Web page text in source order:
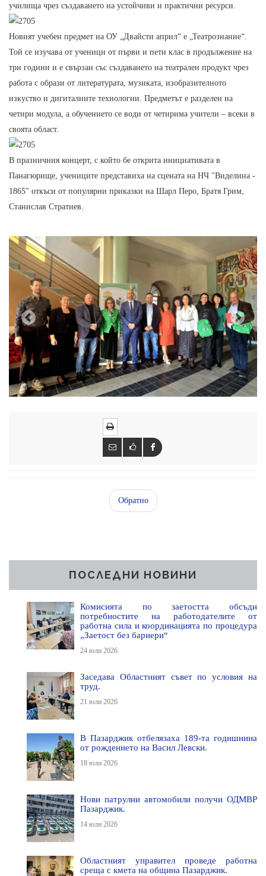
училища чрез създаването на устойчиви и практични ресурси.
Новият учебен предмет на ОУ „Двайсти април“ е „Театрознание“.
Той се изучава от ученици от първи и пети клас в продължение на
три години и е свързан със създаването на театрален продукт чрез
работа с образи от литературата, музиката, изобразителното
изкуство и дигиталните технологии. Предметът е разделен на
четири модула, а обучението се води от четирима учители – всеки в
своята област.
В празничния концерт, с който бе открита инициативата в
Панагюрище, учениците представиха на сцената на НЧ "Виделина -
1865" откъси от популярни приказки на Шарл Перо, Братя Грим,
Станислав Стратиев.
Обратно
ПОСЛЕДНИ НОВИНИ
Комисията по заетостта обсъди
потребностите на работодателите от
работна сила и координацията по процедура
„Заетост без бариери“
24 юли 2026
Заседава Областният съвет по условия на
труд.
21 юли 2026
В Пазарджик отбелязаха 189-та годишнина
от рождението на Васил Левски.
18 юли 2026
Нови патрулни автомобили получи ОДМВР
Пазарджик.
14 юли 2026
Областният управител проведе работна
среща с кмета на община Пазарджик.